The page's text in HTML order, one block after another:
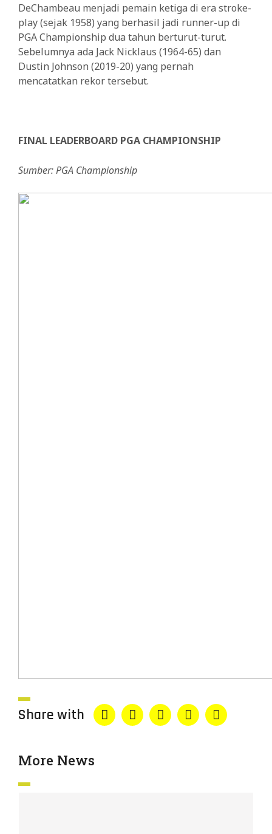
DeChambeau menjadi pemain ketiga di era stroke-
play (sejak 1958) yang berhasil jadi runner-up di
PGA Championship dua tahun berturut-turut.
Sebelumnya ada Jack Nicklaus (1964-65) dan
Dustin Johnson (2019-20) yang pernah
mencatatkan rekor tersebut.
FINAL LEADERBOARD PGA CHAMPIONSHIP
Sumber: PGA Championship
Share with
More News